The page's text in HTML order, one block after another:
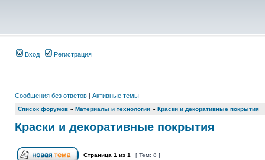
Вход Регистрация
Сообщения без ответов | Активные темы
Список форумов » Материалы и технологии » Краски и декоративные покрытия
Краски и декоративные покрытия
Страница 1 из 1 [ Тем: 8 ]